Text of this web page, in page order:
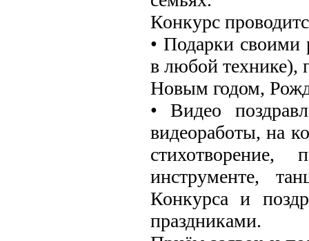
Конкурс
• Подарки
в любой технике),
Новым годом,
• Видео
видеоработы, на
инструменте,
Конкурса и
праздниками.